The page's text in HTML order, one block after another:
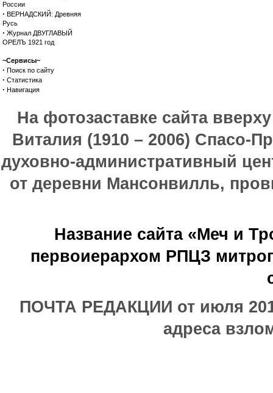
России
· ВЕРНАДСКИЙ: Древняя
Русь
· Журнал ДВУГЛАВЫЙ
ОРЕЛЪ 1921 год
~Сервисы~
· Поиск по сайту
· Статистика
· Навигация
На фотозаставке сайта
Виталия (1910 – 2006) Спасо-
духовно-административный
от деревни Мансонвилль,
Название сайта «Меч и
первоиерархом РПЦЗ
ПОЧТА РЕДАКЦИИ от июля
адреса